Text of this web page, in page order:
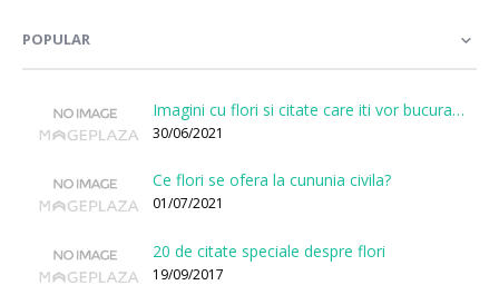
POPULAR
Imagini cu flori si citate care iti vor bucura sufletul
30/06/2021
Ce flori se ofera la cununia civila?
01/07/2021
20 de citate speciale despre flori
19/09/2017